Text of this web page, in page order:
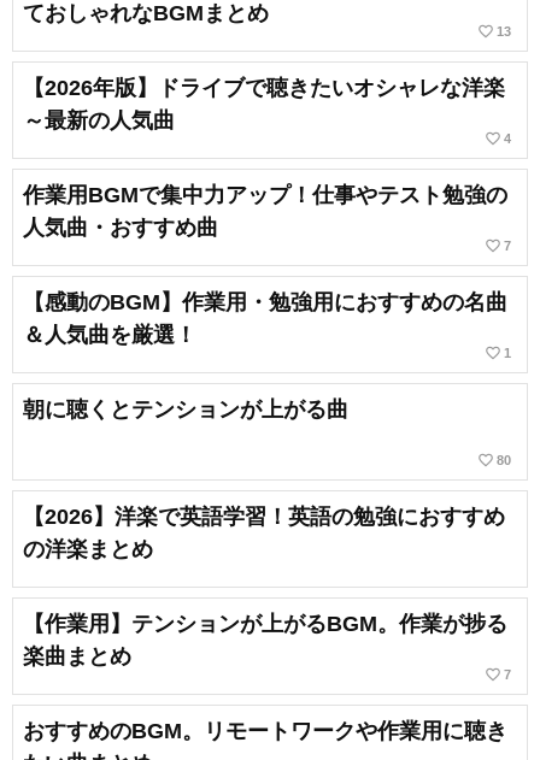
ておしゃれなBGMまとめ
favorite_border 13
【2026年版】ドライブで聴きたいオシャレな洋楽
～最新の人気曲
favorite_border 4
作業用BGMで集中力アップ！仕事やテスト勉強の
人気曲・おすすめ曲
favorite_border 7
【感動のBGM】作業用・勉強用におすすめの名曲
＆人気曲を厳選！
favorite_border 1
朝に聴くとテンションが上がる曲
favorite_border 80
【2026】洋楽で英語学習！英語の勉強におすすめ
の洋楽まとめ
【作業用】テンションが上がるBGM。作業が捗る
楽曲まとめ
favorite_border 7
おすすめのBGM。リモートワークや作業用に聴き